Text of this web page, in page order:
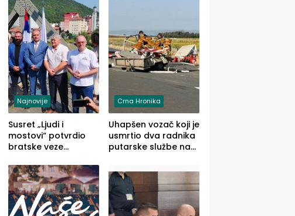
Najnovije
Susret „Ljudi i
mostovi“ potvrdio
bratske veze
Zvornika
Crna Hronika
Uhapšen vozač koji je
usmrtio dva radnika
putarske službe na
prema Šapcu
(FOTO)